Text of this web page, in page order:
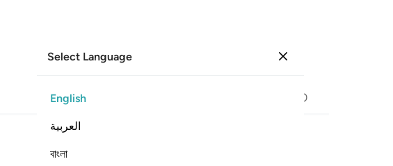
Select Language
English
العربية
বাংলা
60